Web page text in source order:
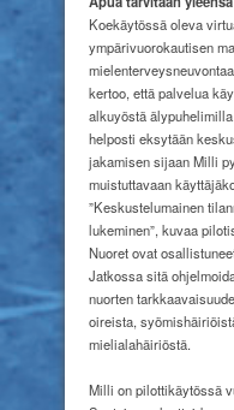
Koekäytössä oleva
ympärivuorokautisen
kertoo, että palvelua
alkuyöstä
helposti eksytään
jakamisen sijaan Milli
muistuttavaan
”Keskustelumainen
lukeminen”, kuvaa
Nuoret ovat
Jatkossa sitä
nuorten
oireista,
mielialahäiriöstä.
Milli on pilottikäytössä